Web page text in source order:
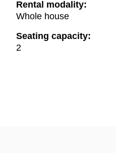
Rental modality:
Whole house
Seating capacity:
2